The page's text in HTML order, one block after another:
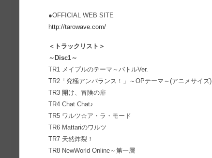
●OFFICIAL WEB SITE
http://tarowave.com/
＜トラックリスト＞
～Disc1～
TR1 メイプルのテーマ～バトルVer.
TR2「究極アンバランス！」～OPテーマ～(アニメサイズ)
TR3 開け、冒険の扉
TR4 Chat Chat♪
TR5 ワルツ☆ア・ラ・モード
TR6 Mattariのワルツ
TR7 天然炸裂！
TR8 NewWorld Online～第一層